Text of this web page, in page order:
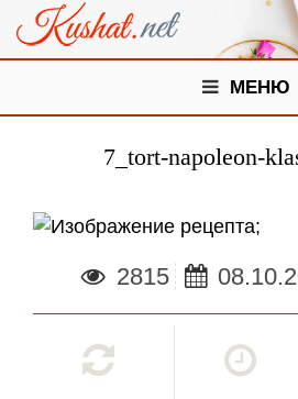
МЕНЮ
7_tort-napoleon-
;
2815